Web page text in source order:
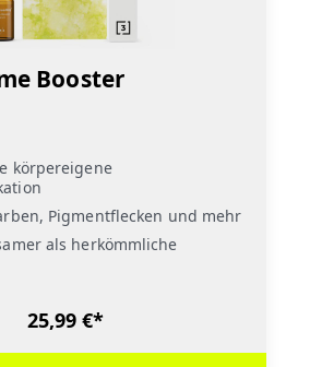
Booster
körpereigene
Pigmentflecken und mehr
als herkömmliche
25,99 €*